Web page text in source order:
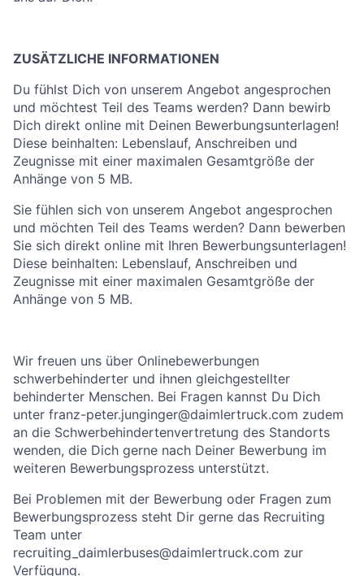
ZUSÄTZLICHE INFORMATIONEN
Du fühlst Dich von unserem Angebot angesprochen
und möchtest Teil des Teams werden? Dann bewirb
Dich direkt online mit Deinen Bewerbungsunterlagen!
Diese beinhalten: Lebenslauf, Anschreiben und
Zeugnisse mit einer maximalen Gesamtgröße der
Anhänge von 5 MB.
Sie fühlen sich von unserem Angebot angesprochen
und möchten Teil des Teams werden? Dann bewerben
Sie sich direkt online mit Ihren Bewerbungsunterlagen!
Diese beinhalten: Lebenslauf, Anschreiben und
Zeugnisse mit einer maximalen Gesamtgröße der
Anhänge von 5 MB.
Wir freuen uns über Onlinebewerbungen
schwerbehinderter und ihnen gleichgestellter
behinderter Menschen. Bei Fragen kannst Du Dich
unter franz-peter.junginger@daimlertruck.com zudem
an die Schwerbehindertenvertretung des Standorts
wenden, die Dich gerne nach Deiner Bewerbung im
weiteren Bewerbungsprozess unterstützt.
Bei Problemen mit der Bewerbung oder Fragen zum
Bewerbungsprozess steht Dir gerne das Recruiting
Team unter
recruiting_daimlerbuses@daimlertruck.com zur
Verfügung.